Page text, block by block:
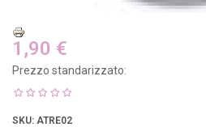
1,90 €
Prezzo standarizzato:
SKU: ATRE02